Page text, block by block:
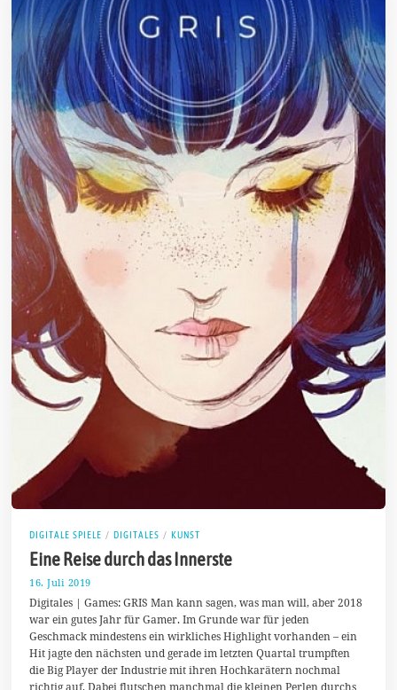
DIGITALE SPIELE / DIGITALES / KUNST
Eine Reise durch das Innerste
16. Juli 2019
2
.
J
u
l
2
Digitales | Games: GRIS Man kann sagen, was man will, aber 2018
war ein gutes Jahr für Gamer. Im Grunde war für jeden
Geschmack mindestens ein wirkliches Highlight vorhanden – ein
Hit jagte den nächsten und gerade im letzten Quartal trumpften
die Big Player der Industrie mit ihren Hochkarätern nochmal
richtig auf. Dabei flutschen manchmal die kleinen Perlen durchs